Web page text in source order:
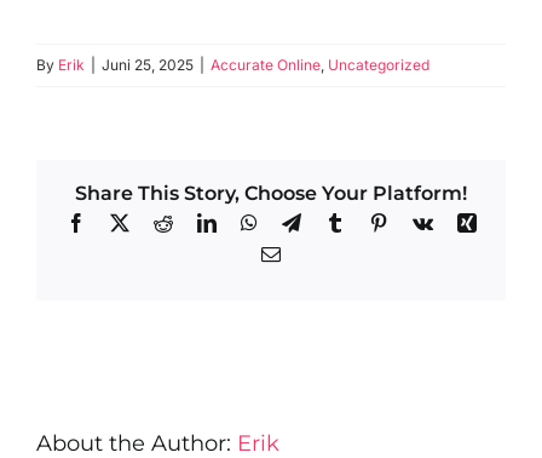
By Erik Juni 25, 2025 Accurate Online Uncategorized
Share This Story, Choose Your Platform!
Facebook
X RedditLinkedInWhatsApp
TelegramTumblrPinterest
Vk
Xing
Email
About the Author: Erik